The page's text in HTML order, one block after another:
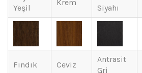
Yeşil
Krem
Siyahı
Fındık Ceviz
Antrasit
Gri